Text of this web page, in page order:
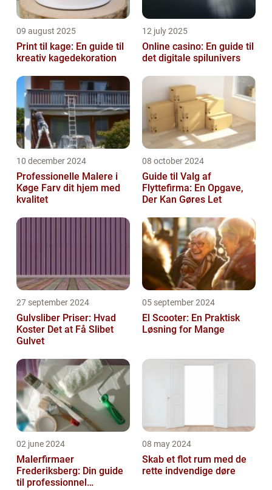
09 august 2025
Print til kage: En guide til
kreativ kagedekoration
12 july 2025
Online casino: En guide til
det digitale spilunivers
10 december 2024
Professionelle Malere i
Køge Farv dit hjem med
kvalitet
08 october 2024
Guide til Valg af
Flyttefirma: En Opgave,
Der Kan Gøres Let
27 september 2024
Gulvsliber Priser: Hvad
Koster Det at Få Slibet
Gulvet
05 september 2024
El Scooter: En Praktisk
Løsning for Mange
02 june 2024
Malerfirmaer
Frederiksberg: Din guide
til professionnel
08 may 2024
Skab et flot rum med de
rette indvendige døre